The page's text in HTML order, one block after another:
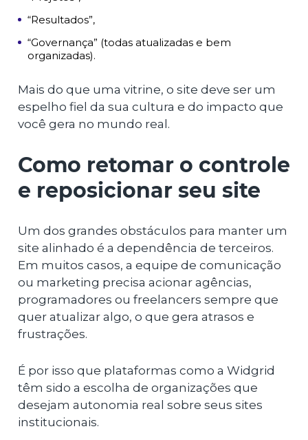
“Resultados”,
“Governança” (todas atualizadas e bem
organizadas).
Mais do que uma vitrine, o site deve ser um
espelho fiel da sua cultura e do impacto que
você gera no mundo real.
Como retomar o controle
e reposicionar seu site
Um dos grandes obstáculos para manter um
site alinhado é a dependência de terceiros.
Em muitos casos, a equipe de comunicação
ou marketing precisa acionar agências,
programadores ou freelancers sempre que
quer atualizar algo, o que gera atrasos e
frustrações.
É por isso que plataformas como a Widgrid
têm sido a escolha de organizações que
desejam autonomia real sobre seus sites
institucionais.